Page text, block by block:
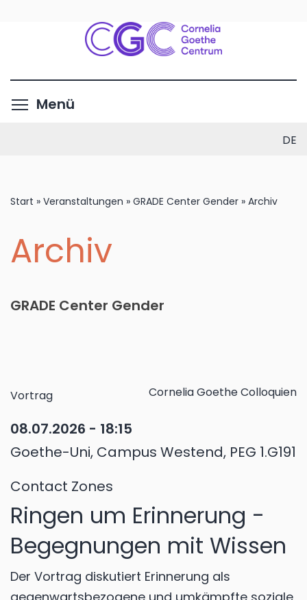
Inhalt
Menü
DE
Start » Veranstaltungen » GRADE Center Gender » Archiv
Archiv
GRADE Center Gender
Vortrag Cornelia Goethe Colloquien
08.07.2026 - 18:15
Goethe-Uni, Campus Westend, PEG 1.G191
Contact Zones
Ringen um Erinnerung -
Begegnungen mit Wissen
Der Vortrag diskutiert Erinnerung als